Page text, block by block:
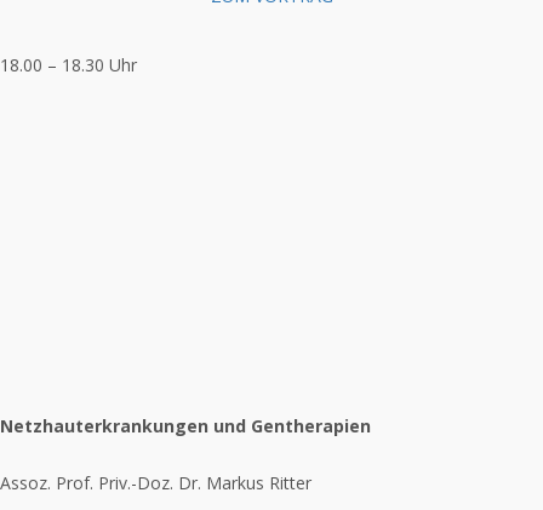
18.00 – 18.30 Uhr
Netzhauterkrankungen und Gentherapien
Assoz. Prof. Priv.-Doz. Dr. Markus Ritter